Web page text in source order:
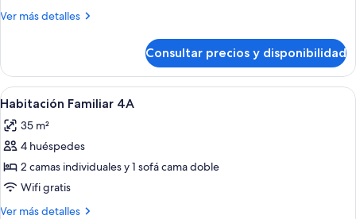
Ver más detalles
Más
Triple
3A
Consultar precios y disponibilidad
Abrir
todas
las
fotos
de
Habitación
Familiar
Una habitación de hotel con dos
4
Habitación Familiar 4A
35 m²
4 huéspedes
2 camas individuales y 1 sofá cama doble
Wifi gratis
Ver más detalles
Más